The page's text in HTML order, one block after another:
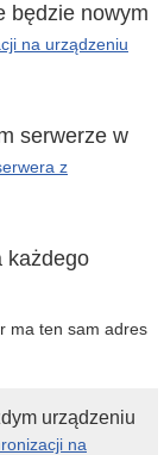
będzie nowym
na urządzeniu
serwerze w
z
każdego
ma ten sam adres
urządzeniu
na